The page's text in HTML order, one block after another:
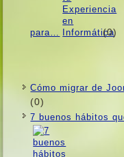
para… (0)
Cómo migrar de
(0)
7 buenos hábitos